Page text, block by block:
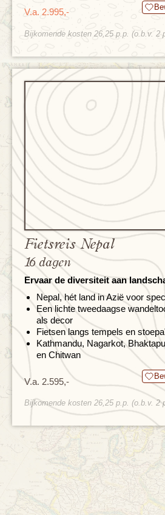
V.a. 2.995,-
Bijkomende kosten 26,25 p.p. (o.b.v. 2
Fietsreis Nepal
16 dagen
Ervaar de diversiteit aan
Nepal, hét land in Azië voor
Een lichte tweedaagse
als decor
Fietsen langs tempels en
Kathmandu, Nagarkot,
en Chitwan
V.a. 2.595,-
Bijkomende kosten 26,25 p.p. (o.b.v. 2